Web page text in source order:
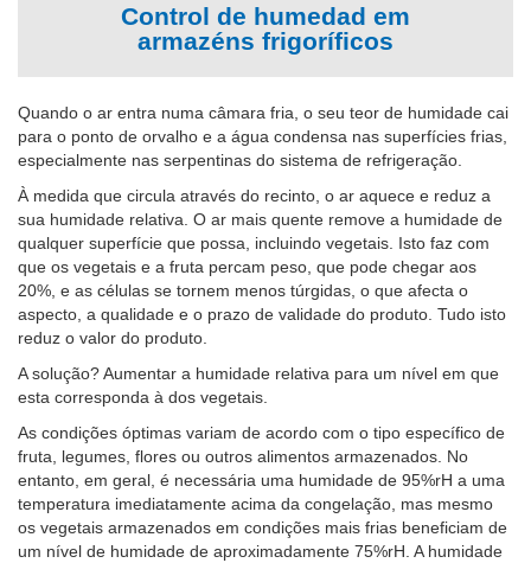
Control de humedad em
armazéns frigoríficos
Quando o ar entra numa câmara fria, o seu teor de humidade cai
para o ponto de orvalho e a água condensa nas superfícies frias,
especialmente nas serpentinas do sistema de refrigeração.
À medida que circula através do recinto, o ar aquece e reduz a
sua humidade relativa. O ar mais quente remove a humidade de
qualquer superfície que possa, incluindo vegetais. Isto faz com
que os vegetais e a fruta percam peso, que pode chegar aos
20%, e as células se tornem menos túrgidas, o que afecta o
aspecto, a qualidade e o prazo de validade do produto. Tudo isto
reduz o valor do produto.
A solução? Aumentar a humidade relativa para um nível em que
esta corresponda à dos vegetais.
As condições óptimas variam de acordo com o tipo específico de
fruta, legumes, flores ou outros alimentos armazenados. No
entanto, em geral, é necessária uma humidade de 95%rH a uma
temperatura imediatamente acima da congelação, mas mesmo
os vegetais armazenados em condições mais frias beneficiam de
um nível de humidade de aproximadamente 75%rH. A humidade